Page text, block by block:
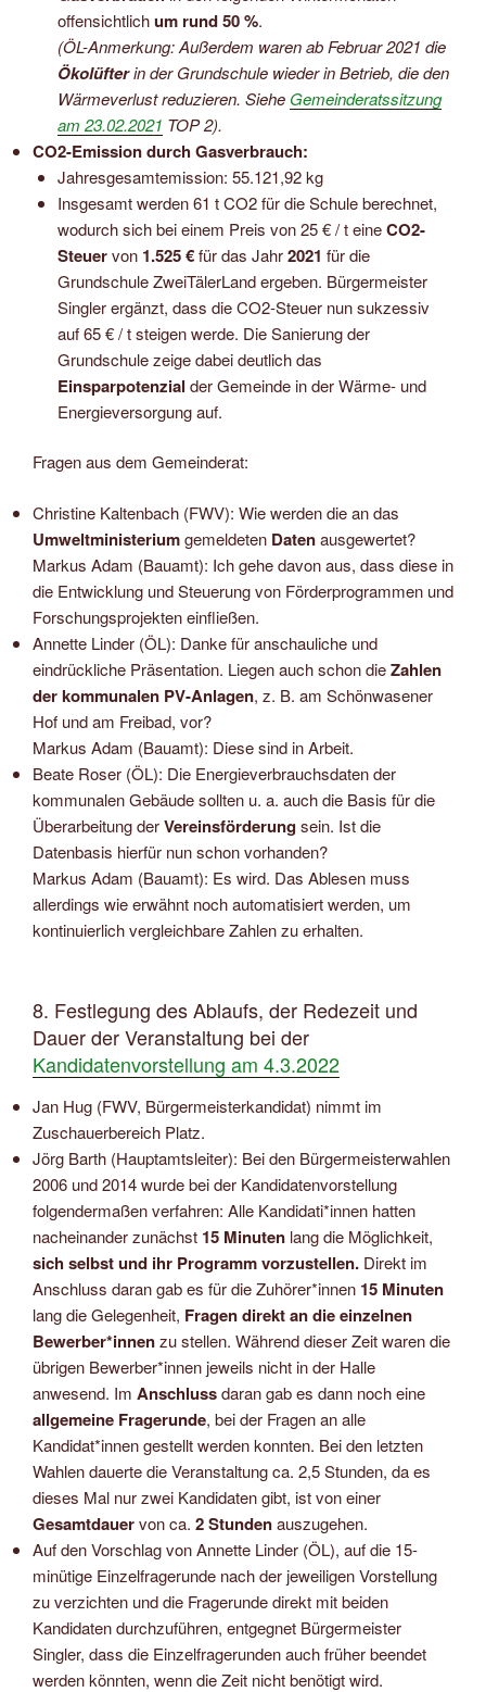
offensichtlichum rund 50 %.
(ÖL-Anmerkung: Außerdem waren ab Februar 2021 die
Ökolüfterin der Grundschule wieder in Betrieb, die den
Wärmeverlust reduzieren. Siehe Gemeinderatssitzung
am 23.02.2021 TOP 2).
CO2-Emission durch Gasverbrauch:
Jahresgesamtemission: 55.121,92 kg
Insgesamt werden 61 t CO2 für die Schule berechnet,
wodurch sich bei einem Preis von 25 € / t eineCO2-
Steuervon 1.525 €für das Jahr2021 für die
Grundschule ZweiTälerLand ergeben. Bürgermeister
Singler ergänzt, dass die CO2-Steuer nun sukzessiv
auf 65 € / t steigen werde. Die Sanierung der
Grundschule zeige dabei deutlich das
Einsparpotenzial der Gemeinde in der Wärme- und
Energieversorgung auf.
Fragen aus dem Gemeinderat:
Christine Kaltenbach (FWV): Wie werden die an das
Umweltministeriumgemeldeten Datenausgewertet?
Markus Adam (Bauamt): Ich gehe davon aus, dass diese in
die Entwicklung und Steuerung von Förderprogrammen und
Forschungsprojekten einfließen.
Annette Linder (ÖL): Danke für anschauliche und
eindrückliche Präsentation. Liegen auch schon dieZahlen
der kommunalen PV-Anlagen, z. B. am Schönwasener
Hof und am Freibad, vor?
Markus Adam (Bauamt): Diese sind in Arbeit.
Beate Roser (ÖL): Die Energieverbrauchsdaten der
kommunalen Gebäude sollten u. a. auch die Basis für die
Überarbeitung derVereinsförderungsein. Ist die
Datenbasis hierfür nun schon vorhanden?
Markus Adam (Bauamt): Es wird. Das Ablesen muss
allerdings wie erwähnt noch automatisiert werden, um
kontinuierlich vergleichbare Zahlen zu erhalten.
8. Festlegung des Ablaufs, der Redezeit und
Dauer der Veranstaltung bei der
Kandidatenvorstellung am 4.3.2022
Jan Hug (FWV, Bürgermeisterkandidat) nimmt im
Zuschauerbereich Platz.
Jörg Barth (Hauptamtsleiter): Bei den Bürgermeisterwahlen
2006 und 2014 wurde bei der Kandidatenvorstellung
folgendermaßen verfahren: Alle Kandidati*innen hatten
nacheinander zunächst 15 Minuten lang die Möglichkeit,
sich selbst und ihr Programm vorzustellen. Direkt im
Anschluss daran gab es für die Zuhörer*innen 15 Minuten
lang die Gelegenheit, Fragen direkt an die einzelnen
Bewerber*innenzu stellen. Während dieser Zeit waren die
übrigen Bewerber*innen jeweils nicht in der Halle
anwesend. Im Anschlussdaran gab es dann noch eine
allgemeine Fragerunde, bei der Fragen an alle
Kandidat*innen gestellt werden konnten. Bei den letzten
Wahlen dauerte die Veranstaltung ca. 2,5 Stunden, da es
dieses Mal nur zwei Kandidaten gibt, ist von einer
Gesamtdauervon ca. 2 Stundenauszugehen.
Auf den Vorschlag von Annette Linder (ÖL), auf die 15-
minütige Einzelfragerunde nach der jeweiligen Vorstellung
zu verzichten und die Fragerunde direkt mit beiden
Kandidaten durchzuführen, entgegnet Bürgermeister
Singler, dass die Einzelfragerunden auch früher beendet
werden könnten, wenn die Zeit nicht benötigt wird.